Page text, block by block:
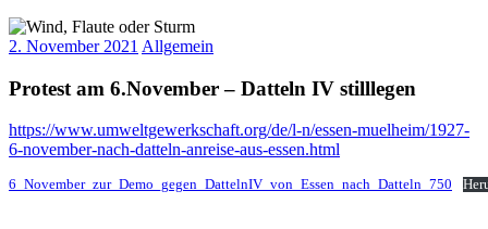
2. November 2021 Allgemein
Protest am 6.November – Datteln IV stilllegen
https://www.umweltgewerkschaft.org/de/l-n/essen-muelheim/1927-
6-november-nach-datteln-anreise-aus-essen.html
6_November_zur_Demo_gegen_DattelnIV_von_Essen_nach_Datteln_750